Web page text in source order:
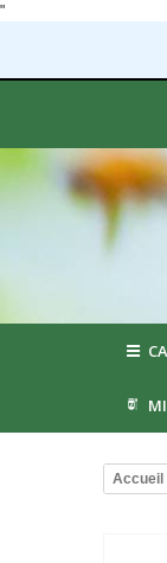
"
Accueil